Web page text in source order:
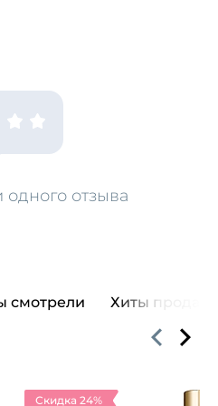
на влажные волосы
одного отзыва
смотрели Хиты продаж
Скидка 24%